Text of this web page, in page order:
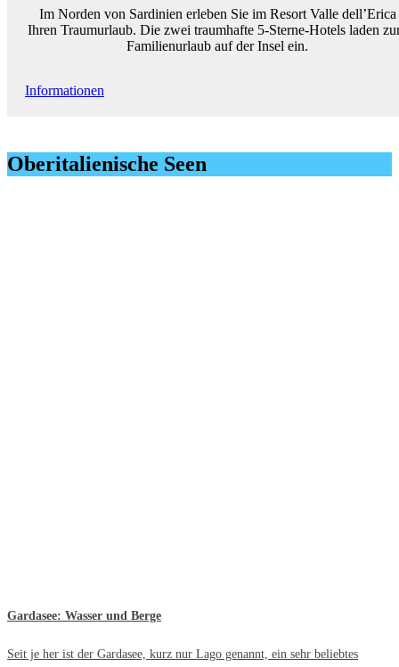
Im Norden von Sardinien erleben Sie im Resort Valle dell’Erica
Ihren Traumurlaub. Die zwei traumhafte 5-Sterne-Hotels laden
Familienurlaub auf der Insel ein.
Informationen
Oberitalienische Seen
Gardasee: Wasser und Berge
Seit je her ist der Gardasee, kurz nur Lago genannt, ein sehr beliebtes